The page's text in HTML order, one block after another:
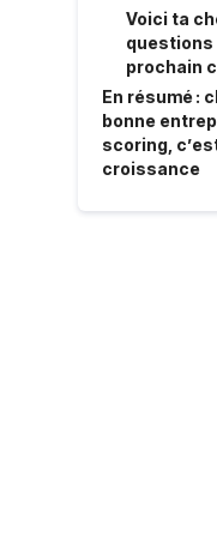
Voici ta
questions
prochain
En résumé :
bonne
scoring,
croissance